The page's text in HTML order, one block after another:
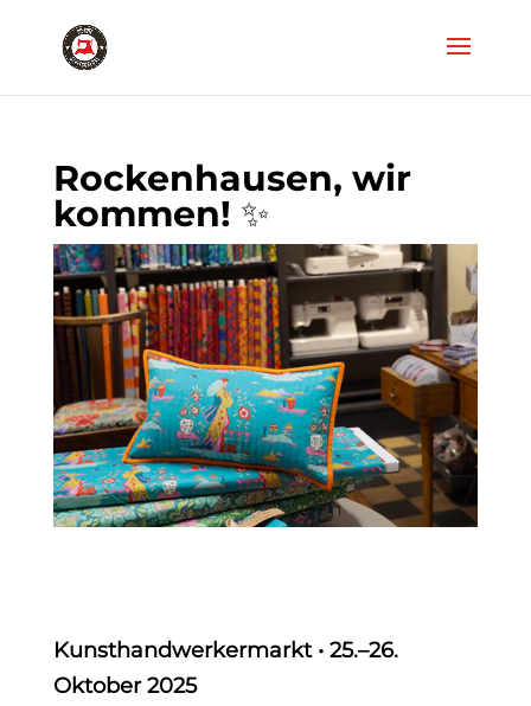
Rockenhausen, wir
kommen! ✨
Kunsthandwerkermarkt • 25.–26.
Oktober 2025